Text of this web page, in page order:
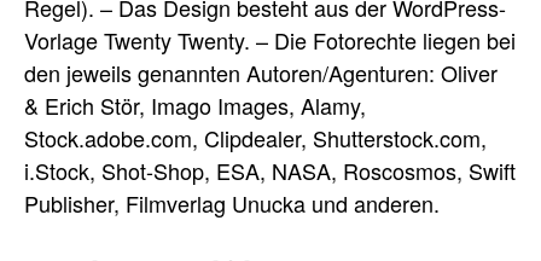
Regel). – Das Design besteht aus der WordPress-
Vorlage Twenty Twenty. – Die Fotorechte liegen bei
den jeweils genannten Autoren/Agenturen: Oliver
& Erich Stör, Imago Images, Alamy,
Stock.adobe.com, Clipdealer, Shutterstock.com,
i.Stock, Shot-Shop, ESA, NASA, Roscosmos, Swift
Publisher, Filmverlag Unucka und anderen.